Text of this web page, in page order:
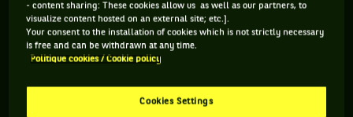
professionnels. Une nouveauté des plus exotiques : une
tournée dans le Golfe persique, à Dubaï puis Doha. Karel
Novacek, premier vainqueur du tournoi émirati, se souvient :
- content sharing: These cookies allow us as well as our partners, to
visualize content hosted on an external site; etc.].
Your consent to the installation of cookies which is not strictly necessary
is free and can be withdrawn at any time.
Politique cookies / Cookie policy
Cookies Settings